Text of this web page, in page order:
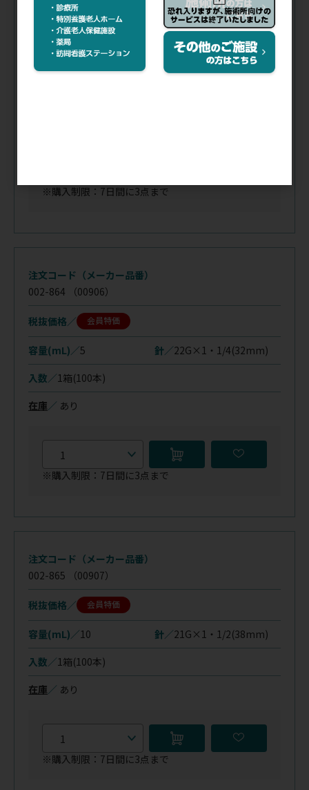
002-863（00905）
税抜価格 会員特価
容量(mL)／ 針／
23G×1(25mm)
※購入制限：7日間に3点まで
注文コード（メーカー品番）
002-864 （00906）
税抜価格 会員特価
容量(mL)／5 針／22G×1・1/4(32mm)
入数／1箱(100本)
在庫／ あり
※購入制限：7日間に3点まで
注文コード（メーカー品番）
002-865 （00907）
税抜価格 会員特価
容量(mL)／10 針／21G×1・1/2(38mm)
入数／1箱(100本)
在庫／ あり
※購入制限：7日間に3点まで